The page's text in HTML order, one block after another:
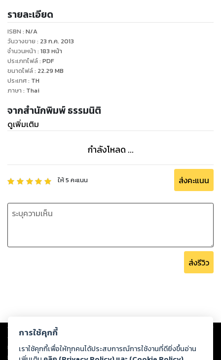
รายละเอียด
ISBN : N/A
วันวางขาย : 23 ก.ค. 2013
จำนวนหน้า : 183 หน้า
ประเภทไฟล์: PDF
ขนาดไฟล์: 22.29 MB
ประเทศ: TH
ภาษา : Thai
จากสำนักพิมพ์ ธรรมนิติ
ดูเพิ่มเติม
กำลังโหลด ...
ให้5 คะแนน ส่งคะแนน
ส่งรีวิว
Copyright © 2026
ต่อผลงานหรือเนื้อหาใดที่อัปโหลดผ่านเว็บไซต์และปรากฏว่าละเมิดสิทธิใน
ทรัพย์สินทางปัญญาของบุคคลอื่นหรือขัดต่อกฎหมายและศีลธรรม ดังนั้น ผู้อ่าน
ทุกท่านโปรดใช้วิจารณญาณในการกลั่นกรองด้วยตนเอง และหากท่านพบว่าส่วน
การใช้คุกกี้
เราใช้คุกกี้เพื่อให้ทุกคนได้ประสบการณ์การใช้งานที่ดียิ่งขึ้นอ่าน